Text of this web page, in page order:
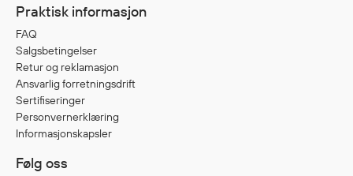
Praktisk informasjon
FAQ
Salgsbetingelser
Retur og reklamasjon
Ansvarlig forretningsdrift
Sertifiseringer
Personvernerklæring
Informasjonskapsler
Følg oss